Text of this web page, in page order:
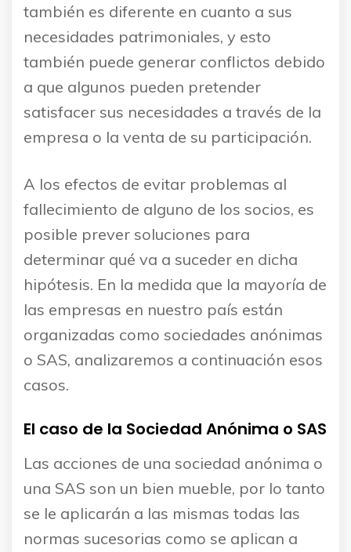
también es diferente en cuanto a sus
necesidades patrimoniales, y esto
también puede generar conflictos debido
a que algunos pueden pretender
satisfacer sus necesidades a través de la
empresa o la venta de su participación.
A los efectos de evitar problemas al
fallecimiento de alguno de los socios, es
posible prever soluciones para
determinar qué va a suceder en dicha
hipótesis. En la medida que la mayoría de
las empresas en nuestro país están
organizadas como sociedades anónimas
o SAS, analizaremos a continuación esos
casos.
El caso de la Sociedad Anónima o SAS
Las acciones de una sociedad anónima o
una SAS son un bien mueble, por lo tanto
se le aplicarán a las mismas todas las
normas sucesorias como se aplican a